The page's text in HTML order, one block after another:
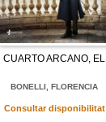
CUARTO ARCANO, EL
BONELLI, FLORENCIA
Consultar disponibilitat